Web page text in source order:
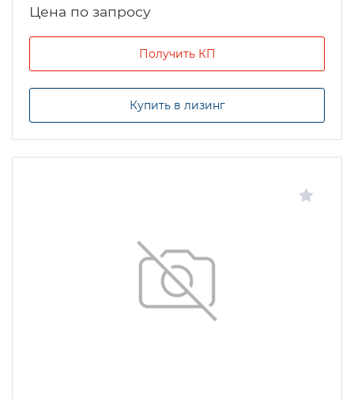
Цена по запросу
Получить КП
Купить в лизинг